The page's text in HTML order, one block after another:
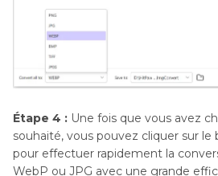
Étape 4 : Une fois que vous avez
souhaité, vous pouvez cliquer sur
pour effectuer rapidement la
WebP ou JPG avec une grande